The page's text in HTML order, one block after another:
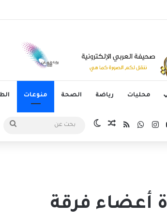
مع نادي ليغانيس
محليات رياضة الصحة منوعات
‫YouTubeانستقرام
واتسابملخص الموقع RSS
مقال عشوائي
الوضع المظلم
عن
أعضاء فرقة